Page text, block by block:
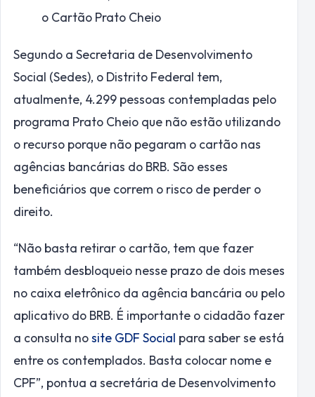
o Cartão Prato Cheio
Segundo a Secretaria de Desenvolvimento
Social (Sedes), o Distrito Federal tem,
atualmente, 4.299 pessoas contempladas pelo
programa Prato Cheio que não estão utilizando
o recurso porque não pegaram o cartão nas
agências bancárias do BRB. São esses
beneficiários que correm o risco de perder o
direito.
“Não basta retirar o cartão, tem que fazer
também desbloqueio nesse prazo de dois meses
no caixa eletrônico da agência bancária ou pelo
aplicativo do BRB. É importante o cidadão fazer
a consulta nosite GDF Social para saber se está
entre os contemplados. Basta colocar nome e
CPF”, pontua a secretária de Desenvolvimento